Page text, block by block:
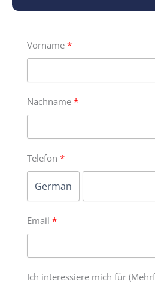
Vorname
Nachname
Telefon
Email
Ich interessiere mich für